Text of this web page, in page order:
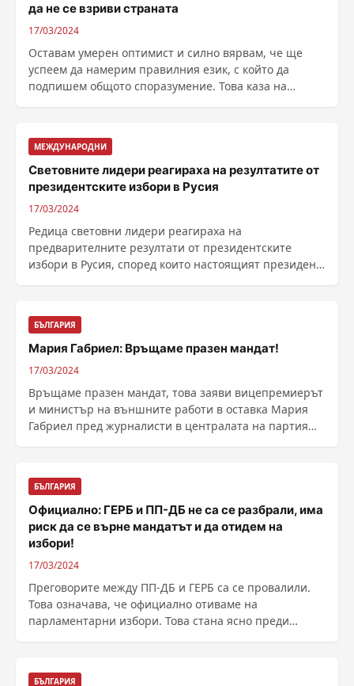
да не се взриви страната
17/03/2024
Оставам умерен оптимист и силно вярвам, че ще
успеем да намерим правилния език, с който да
подпишем общото споразумение. Това каза на
МЕЖДУНАРОДНИ
Световните лидери реагираха на резултатите от
президентските избори в Русия
17/03/2024
Редица световни лидери реагираха на
предварителните резултати от президентските
избори в Русия, според които настоящият президент
БЪЛГАРИЯ
Мария Габриел: Връщаме празен мандат!
17/03/2024
Връщаме празен мандат, това заяви вицепремиерът
и министър на външните работи в оставка Мария
Габриел пред журналисти в централата на партия
БЪЛГАРИЯ
Официално: ГЕРБ и ПП-ДБ не са се разбрали, има
риск да се върне мандатът и да отидем на
избори!
17/03/2024
Преговорите между ПП-ДБ и ГЕРБ са се провалили.
Това означава, че официално отиваме на
парламентарни избори. Това стана ясно преди
БЪЛГАРИЯ